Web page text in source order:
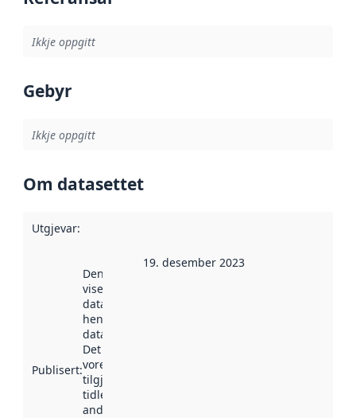
Ikkje oppgitt
Gebyr
Ikkje oppgitt
Om datasettet
Utgjevar:
Publisert:
Denne datoen
viser når
datasettet vart
henta inn av
data.norge.no.
Det kan ha
vore
tilgjengeleg
tidlegare
andre stader.
19. desember 2023